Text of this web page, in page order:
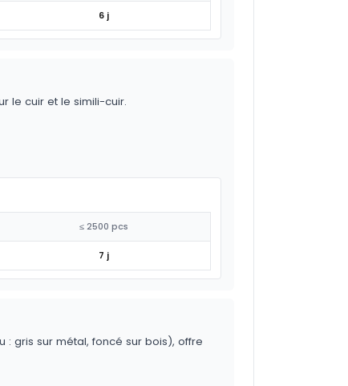
6 j
le cuir et le simili-cuir.
≤ 2500 pcs
7 j
gris sur métal, foncé sur bois), offre